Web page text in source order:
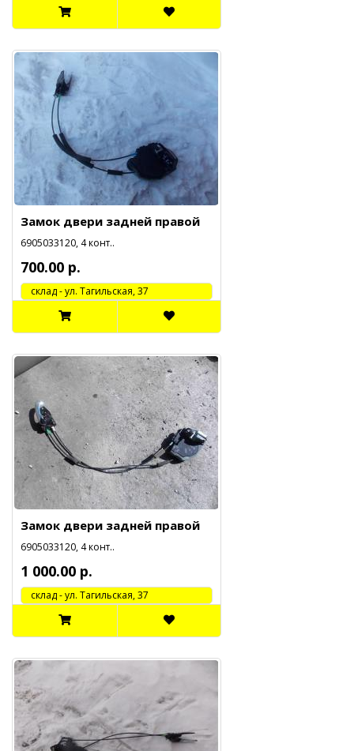
Замок двери задней правой
6905033120, 4 конт..
700.00 р.
cклад - ул. Тагильская, 37
Замок двери задней правой
6905033120, 4 конт..
1 000.00 р.
cклад - ул. Тагильская, 37